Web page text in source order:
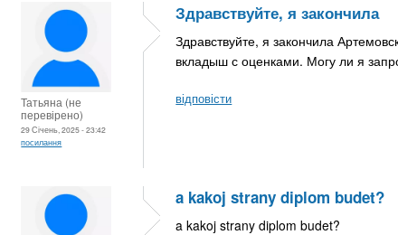
Татьяна (не
перевірено)
29 Січень, 2025 - 23:42
посилання
Здравствуйте, я закончила
Здравствуйте, я закончила
вкладыш с оценками. Могу ли я
відповісти
a kakoj strany diplom budet?
a kakoj strany diplom budet?